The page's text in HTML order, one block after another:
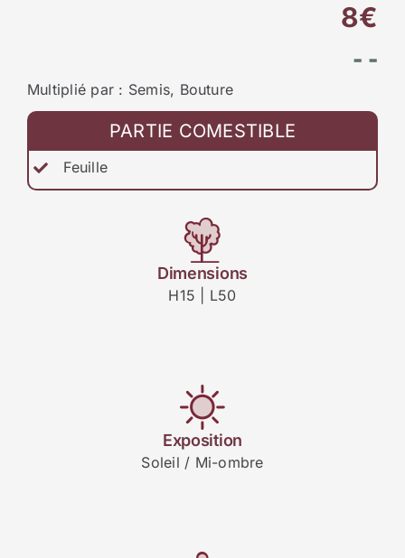
8€
- -
Multiplié par : Semis, Bouture
PARTIE COMESTIBLE
Feuille
Dimensions
H15 | L50
Exposition
Soleil / Mi-ombre